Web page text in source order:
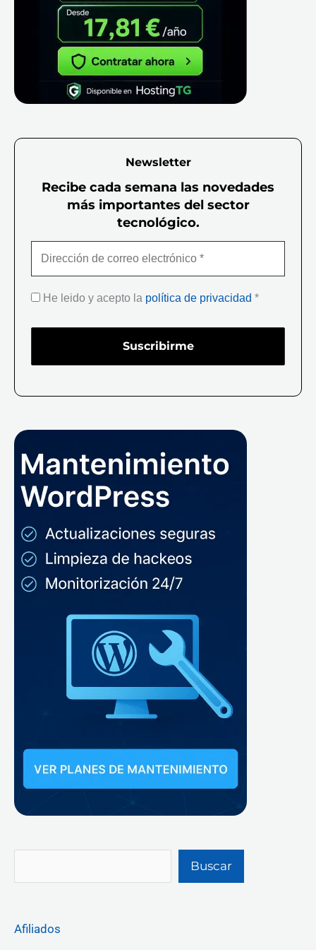
Newsletter
Recibe cada semana las novedades
más importantes del sector
tecnológico.
He leido y acepto la política de privacidad *
Buscar
Afiliados